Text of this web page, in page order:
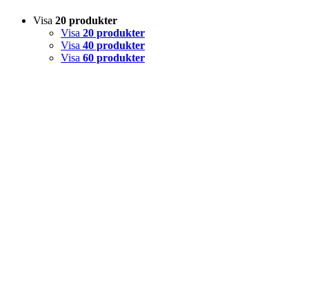
Visa 20 produkter
Visa 20 produkter
Visa 40 produkter
Visa 60 produkter